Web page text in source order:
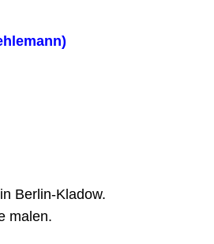
Berlin-Kladow.
malen.